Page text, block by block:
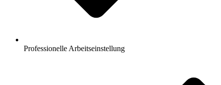
Professionelle Arbeitseinstellung